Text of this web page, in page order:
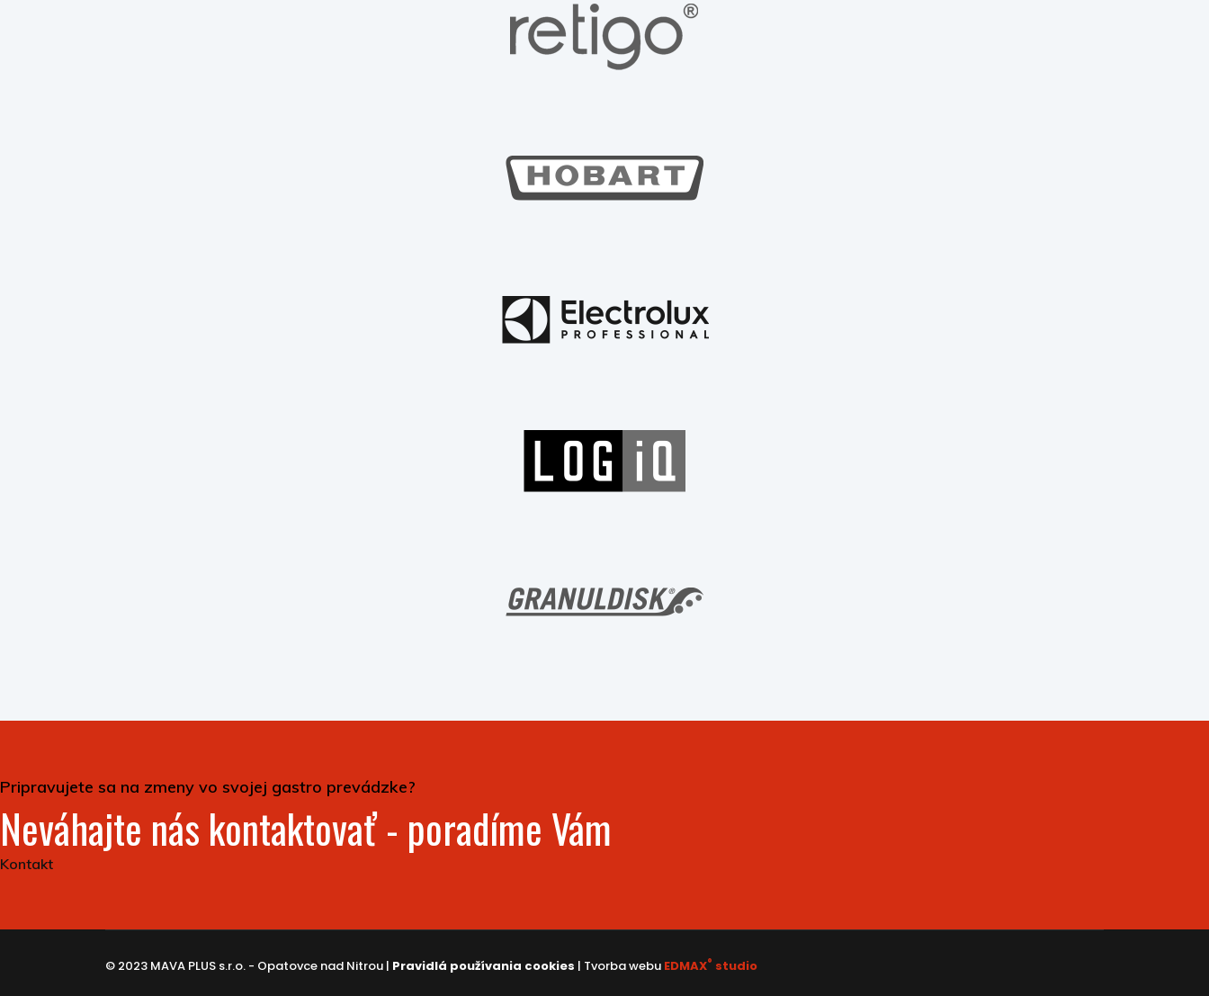
Pripravujete sa na zmeny vo svojej gastro prevádzke?
Neváhajte nás kontaktovať - poradíme Vám
Kontakt
© 2023 MAVA PLUS s.r.o. - Opatovce nad Nitrou | Pravidlá používania cookies | Tvorba webu EDMAX® studio